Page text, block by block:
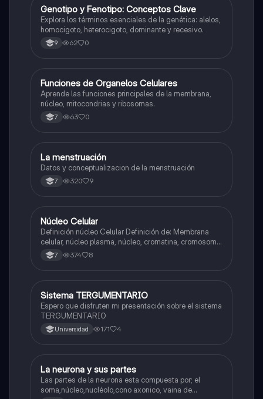
GBiologia
Genotipo y Fenotipo: Conceptos Clave
Explora los términos esenciales de la genética: alelos,
homocigoto, heterocigoto, dominante y recesivo.
9 62 0
FBiologia
Funciones de Organelos Celulares
Aprende las funciones principales de la membrana,
núcleo, mitocondrias y ribosomas.
7 63 0
Biologia
La menstruación
Datos y conceptualizacion de la menstruación
7 320 9
NBiologia
Núcleo Celular
Definición núcleo Celular Definición de: Membrana
celular, núcleo plasma, núcleo, cromatina, cromosoma
Interfase Fases de la interfase
7 374 8
Biologia
Sistema TERGUMENTARIO
Espero que disfruten mi presentación sobre el sistema
TERGUMENTARIO
Universidad 171 4
Biologia
La neurona y sus partes
Las partes de la neurona esta compuesta por; el
soma,núcleo,nucléolo,cono axonico, vaina de